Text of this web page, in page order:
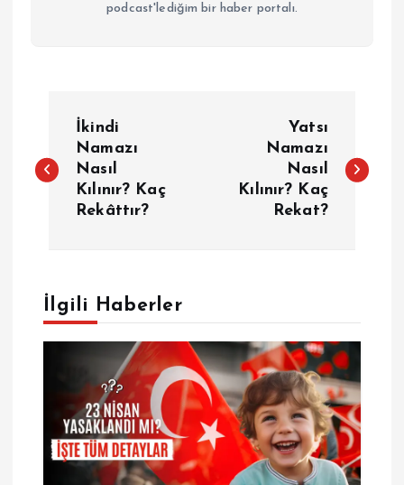
podcast'lediğim bir haber portalı.
a
g
e
n
İkindi
Namazı
Nasıl
Kılınır? Kaç
Rekâttır?
Yatsı
Namazı
Nasıl
Kılınır? Kaç
Rekat?
İlgili Haberler